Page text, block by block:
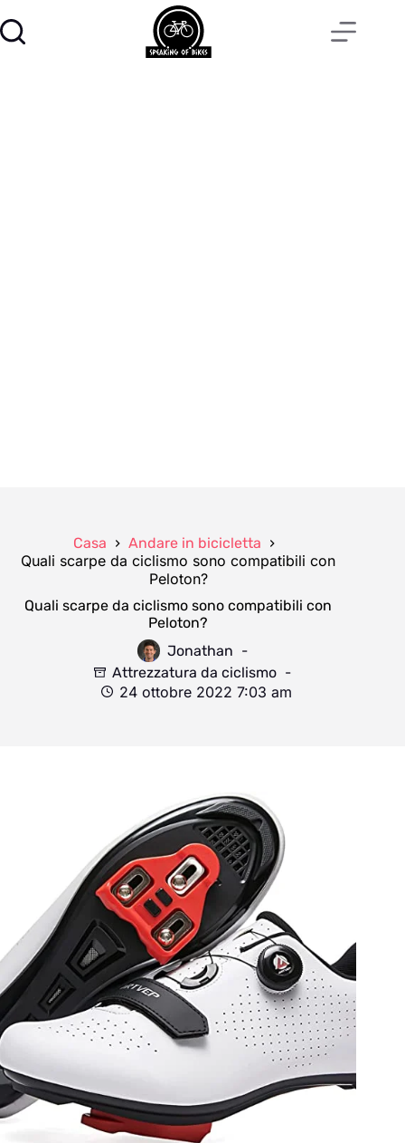
Casa Andare in bicicletta
Quali scarpe da ciclismo sono compatibili con
Peloton?
Quali scarpe da ciclismo sono compatibili con
Peloton?
Jonathan
Attrezzatura da ciclismo
24 ottobre 2022 7:03 am